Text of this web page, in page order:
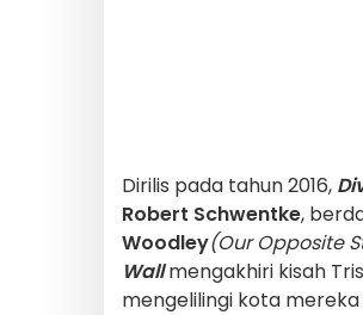
Dirilis pada tahun 2016,
Robert Schwentke,
Woodley(Our Opposite
Wallmengakhiri kisah
mengelilingi kota